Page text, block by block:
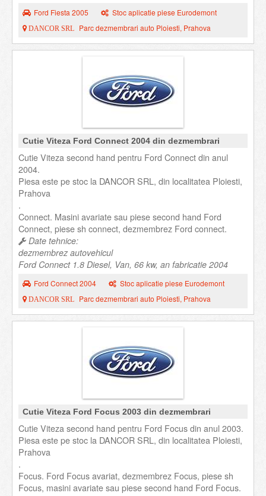
Ford Fiesta 2005 Stoc aplicatie piese Eurodemont
DANCOR SRL Parc dezmembrari auto Ploiesti, Prahova
Cutie Viteza Ford Connect 2004 din dezmembrari
Cutie Viteza second hand pentru Ford Connect din anul
2004.
Piesa este pe stoc la DANCOR SRL, din localitatea Ploiesti,
Prahova
.
Connect. Masini avariate sau piese second hand Ford
Connect, piese sh connect, dezmembrez Ford connect.
Date tehnice:
dezmembrez autovehicul
Ford Connect 1.8 Diesel, Van, 66 kw, an fabricatie 2004
Ford Connect 2004 Stoc aplicatie piese Eurodemont
DANCOR SRL Parc dezmembrari auto Ploiesti, Prahova
Cutie Viteza Ford Focus 2003 din dezmembrari
Cutie Viteza second hand pentru Ford Focus din anul 2003.
Piesa este pe stoc la DANCOR SRL, din localitatea Ploiesti,
Prahova
.
Focus. Ford Focus avariat, dezmembrez Focus, piese sh
Focus, masini avariate sau piese second hand Ford Focus.